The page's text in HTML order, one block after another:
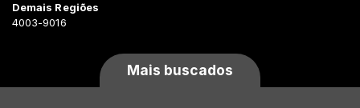
Demais Regiões
4003-9016
Mais buscados